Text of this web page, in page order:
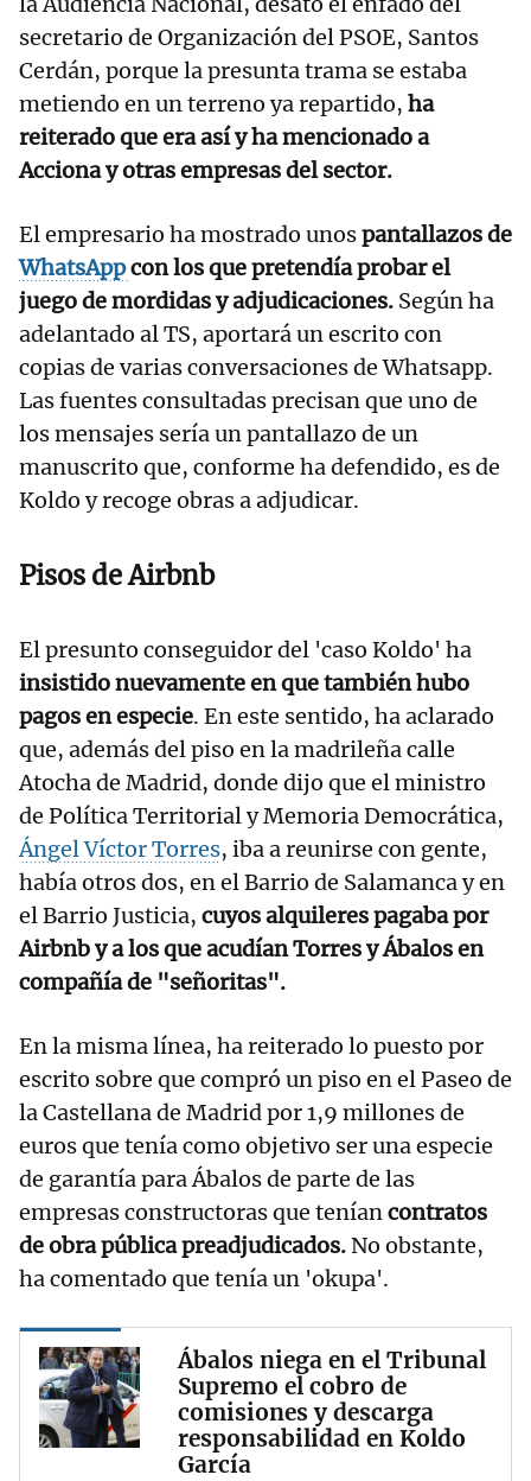
secretario de Organización del PSOE, Santos
Cerdán, porque la presunta trama se estaba
metiendo en un terreno ya repartido, ha
reiterado que era así y ha mencionado a
Acciona y otras empresas del sector.
El empresario ha mostrado unospantallazos de
WhatsAppcon los que pretendía probar el
juego de mordidas y adjudicaciones. Según ha
adelantado al TS, aportará un escrito con
copias de varias conversaciones de Whatsapp.
Las fuentes consultadas precisan que uno de
los mensajes sería un pantallazo de un
manuscrito que, conforme ha defendido, es de
Koldo y recoge obras a adjudicar.
Pisos de Airbnb
El presunto conseguidor del 'caso Koldo' ha
insistido nuevamente en que también hubo
pagos en especie. En este sentido, ha aclarado
que, además del piso en la madrileña calle
Atocha de Madrid, donde dijo que el ministro
de Política Territorial y Memoria Democrática,
Ángel Víctor Torres, iba a reunirse con gente,
había otros dos, en el Barrio de Salamanca y en
el Barrio Justicia, cuyos alquileres pagaba por
Airbnb y a los que acudían Torres y Ábalos en
compañía de "señoritas".
En la misma línea, ha reiterado lo puesto por
escrito sobre que compró un piso en el Paseo de
la Castellana de Madrid por 1,9 millones de
euros que tenía como objetivo ser una especie
de garantía para Ábalos de parte de las
empresas constructoras que teníancontratos
de obra pública preadjudicados. No obstante,
ha comentado que tenía un 'okupa'.
Ábalos niega en el Tribunal
Supremo el cobro de
comisiones y descarga
responsabilidad en Koldo
García